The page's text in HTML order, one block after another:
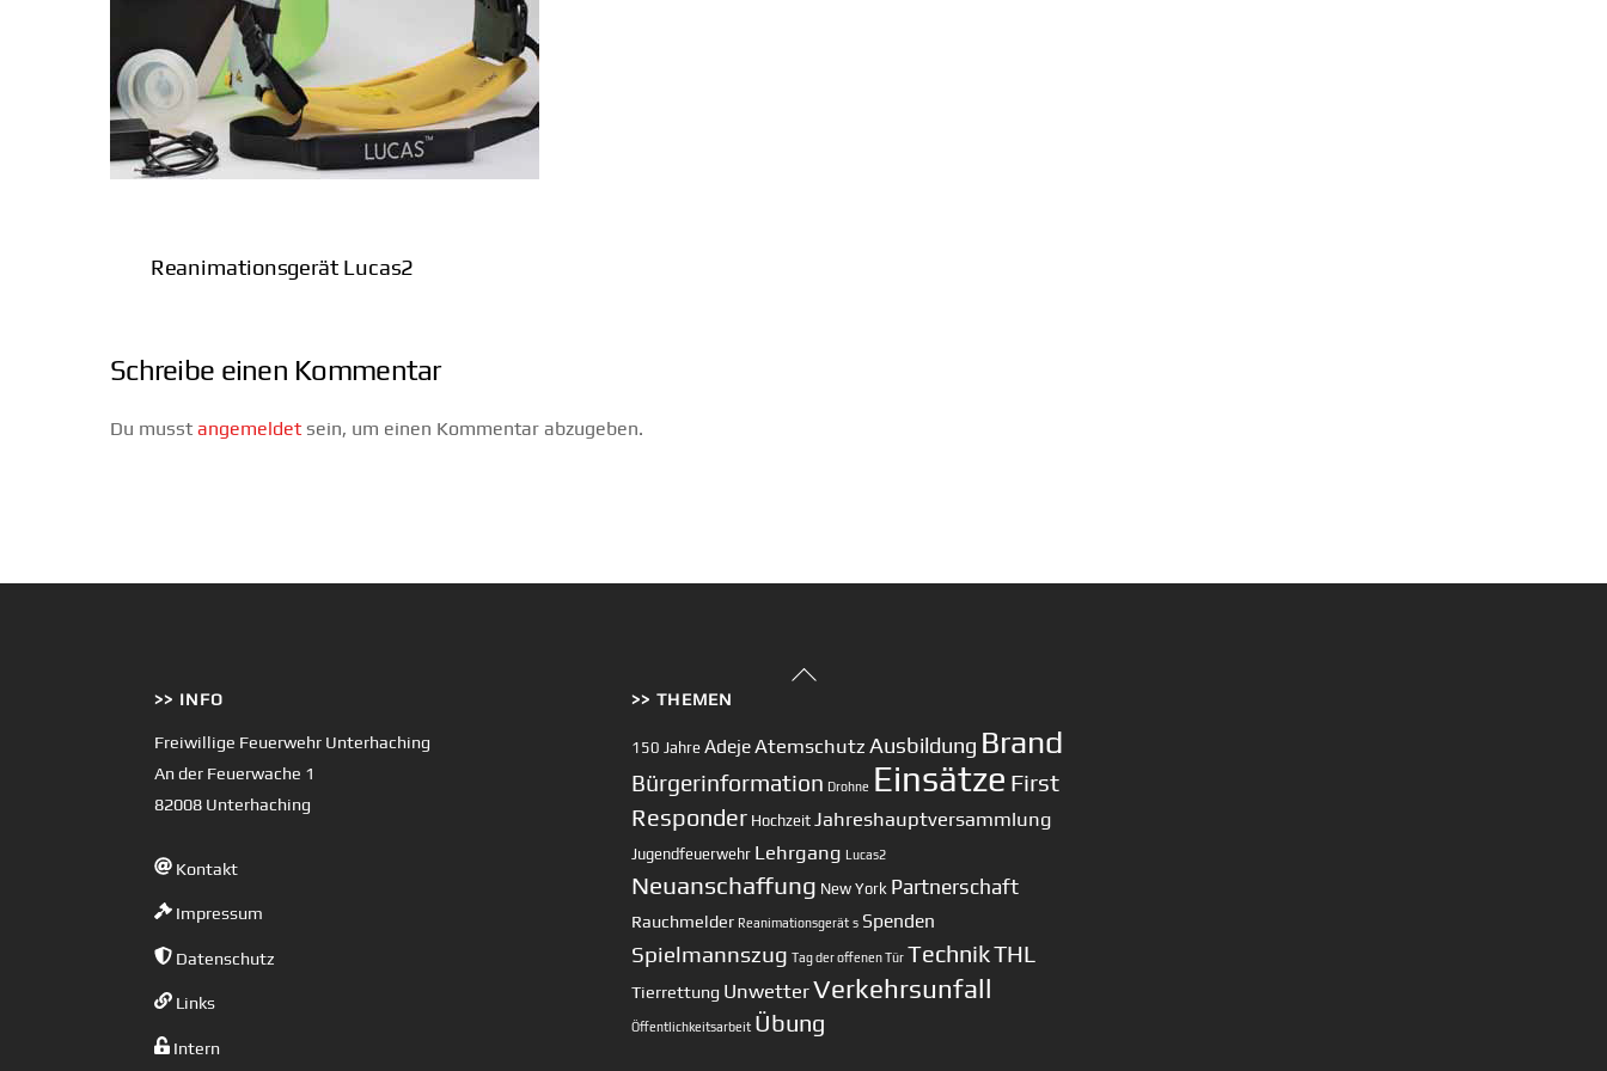
Reanimationsgerät Lucas2
Schreibe einen Kommentar
Du musst angemeldet sein, um einen Kommentar abzugeben.
Back
>> INFO
Freiwillige Feuerwehr Unterhaching
An der Feuerwache 1
82008 Unterhaching
Kontakt
Impressum
Datenschutz
Links
Intern
>> THEMEN
150 Jahre AdejeAtemschutz Ausbildung Brand
Bürgerinformation Drohne Einsätze First
Responder Hochzeit Jahreshauptversammlung
Jugendfeuerwehr Lehrgang Lucas2
Neuanschaffung New York Partnerschaft
Rauchmelder Reanimationsgerät s Spenden
Spielmannszug Tag der offenen Tür TechnikTHL
Tierrettung UnwetterVerkehrsunfall
Öffentlichkeitsarbeit Übung